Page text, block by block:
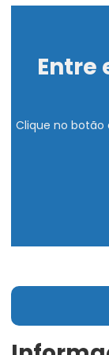
Entre
Clique no